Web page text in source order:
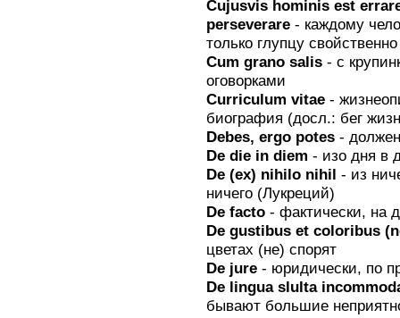
Cujusvis hominis est
perseverare- каждому
только глупцу
Cum grano salis - с
оговорками
Curriculum vitae-
биография (досл.: бег
Debes, ergo potes-
De die in diem - изо дня в
De (ех) nihilo nihil - из
ничего (Лукреций)
De facto- фактически, на
De gustibus et coloribus
цветах (не) спорят
Dе jure- юридически, по
De lingua slulta
бывают большие